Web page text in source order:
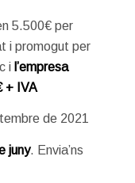
5.500€ per
i promogut per
i l’empresa
+ IVA
de 2021
juny. Envia’ns